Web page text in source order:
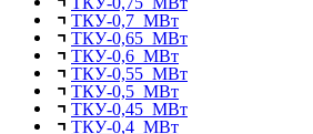
ТКУ-0,7 МВт
ТКУ-0,65 МВт
ТКУ-0,6 МВт
ТКУ-0,55 МВт
ТКУ-0,5 МВт
ТКУ-0,45 МВт
ТКУ-0,4 МВт